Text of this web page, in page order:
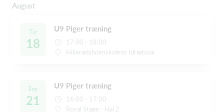
August
Tir
18
U9 Piger træning
17:00 - 18:00
Hillerødsholmskolens Idrætssal
Fre
21
U9 Piger træning
16:00 - 17:00
Royal Stage - Hal 2